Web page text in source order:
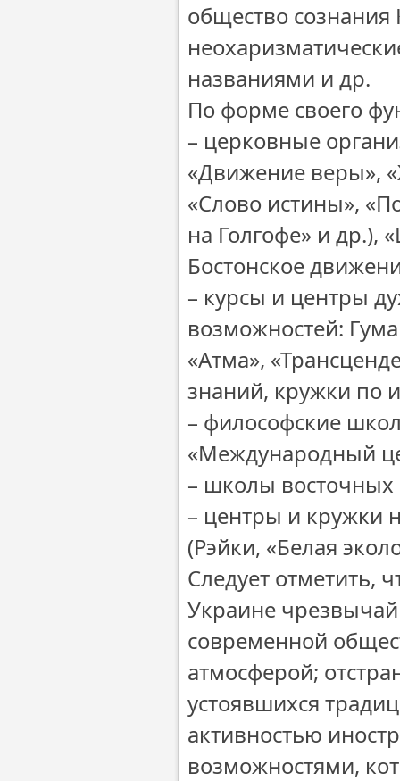
общество
названиями и др.
По форме своего
– церковные
«Движение веры»,
«Слово истины»,
на Голгофе» и др.),
Бостонское
– курсы и центры
возможностей:
«Атма»,
знаний, кружки по
– философские
«Международный
– школы восточных
– центры и кружки
(Рэйки, «Белая
Следует отметить,
Украине
современной
атмосферой;
устоявшихся
активностью
возможностями,